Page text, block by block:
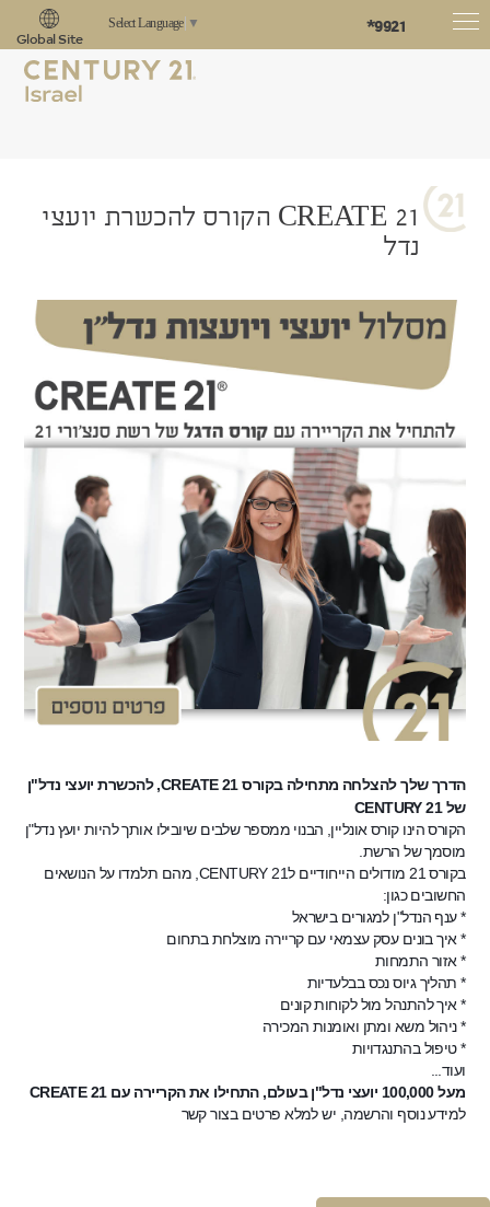
*9921
Select Language ▼
Global Site
CREATE 21 הקורס להכשרת יועצי
נדל
של CENTURY 21
מוסמך של הרשת.
החשובים כגון:
* ענף הנדל"ן למגורים בישראל
* איך בונים עסק עצמאי עם קריירה מוצלחת בתחום
* אזור התמחות
* תהליך גיוס נכס בבלעדיות
* איך להתנהל מול לקוחות קונים
* ניהול משא ומתן ואומנות המכירה
* טיפול בהתנגדויות
ועוד...
מעל 100,000 יועצי נדל"ן בעולם, התחילו את הקריירה עם CREATE 21
למידע נוסף והרשמה, יש למלא פרטים בצור קשר